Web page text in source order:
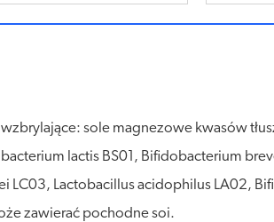
sole magnezowe kwasów
lactis BS01, Bifidobacterium
LC03, Lactobacillus acidophilus LA02,
zawierać pochodne soi.